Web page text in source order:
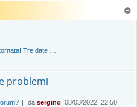
Tre date …
problemi
da sergino , 08/03/2022, 22:50